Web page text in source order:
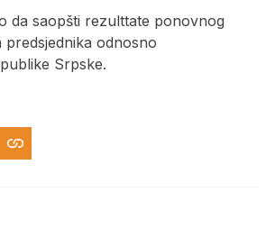
da saopšti rezulttate ponovnog
predsjednika odnosno
Srpske.